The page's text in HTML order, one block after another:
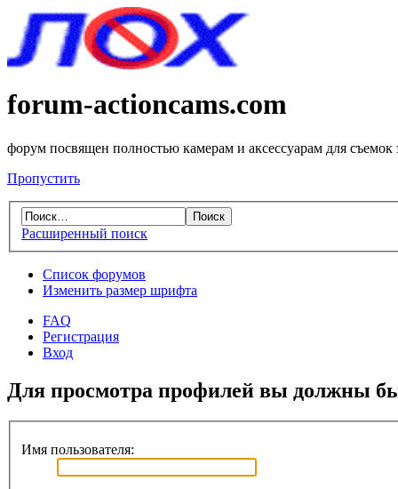
forum-actioncams.com
форум посвящен полностью камерам и аксессуарам для съемок
Пропустить
Расширенный поиск
Список форумов
Изменить размер шрифта
FAQ
Регистрация
Вход
Для просмотра профилей вы должны
Имя пользователя: